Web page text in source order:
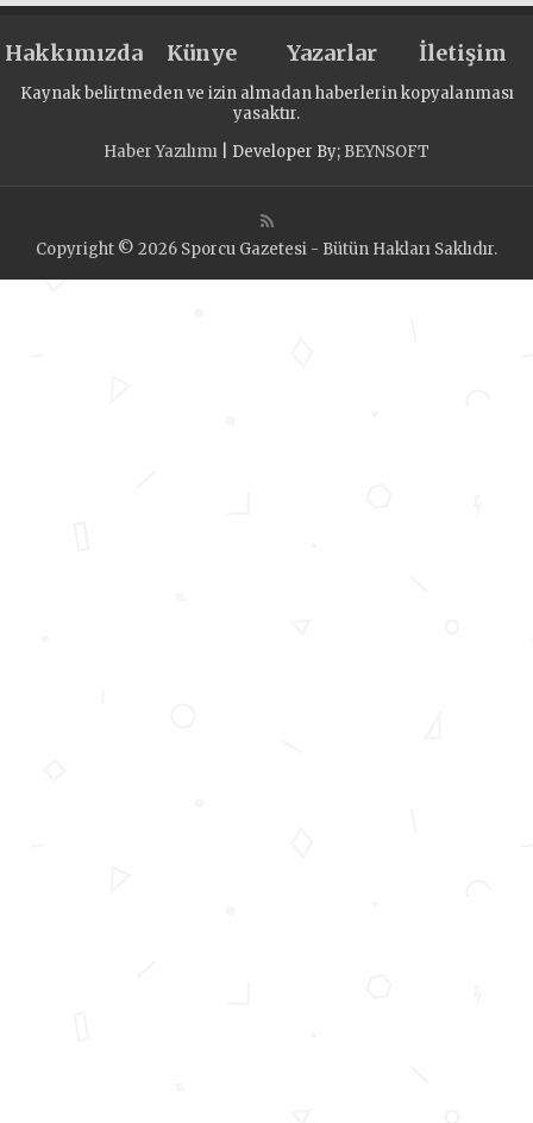
Hakkımızda Künye Yazarlar İletişim
Kaynak belirtmeden ve izin almadan haberlerin kopyalanması
yasaktır.
Haber Yazılımı | Developer By; BEYNSOFT
Copyright © 2026 Sporcu Gazetesi - Bütün Hakları Saklıdır.